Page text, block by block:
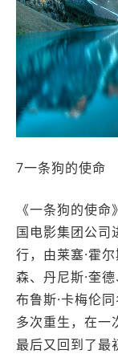
7一条狗的使命
《一条狗的使
国电影集团公司
行，由莱塞·霍
森、丹尼斯·奎
布鲁斯·卡梅伦
多次重生，在一
最后又回到了最